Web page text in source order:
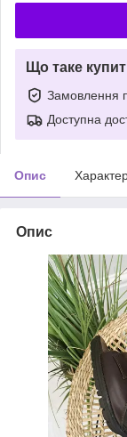
Що таке
Замовлення
Доступна
Опис
Опис